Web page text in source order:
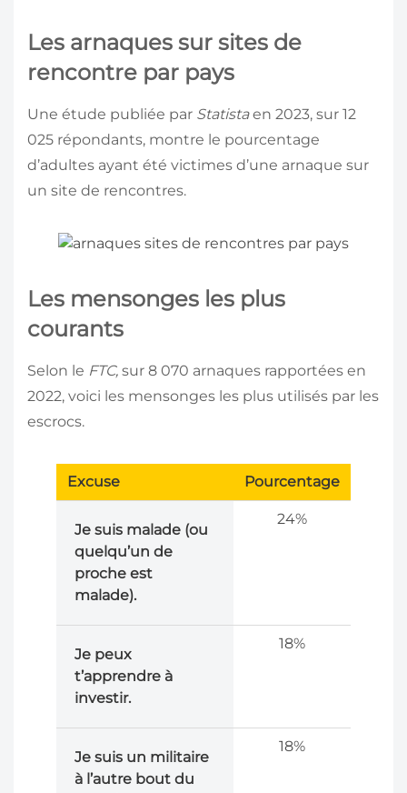
Les arnaques sur sites de
rencontre par pays
Une étude publiée par Statistaen 2023, sur 12
025 répondants, montre le pourcentage
d’adultes ayant été victimes d’une arnaque sur
un site de rencontres.
Les mensonges les plus
courants
Selon le FTC, sur 8 070 arnaques rapportées en
2022, voici les mensonges les plus utilisés par les
escrocs.
Excuse Pourcentage
Je suis malade (ou
quelqu’un de
proche est
malade).
24%
Je peux
t’apprendre à
investir.
18%
Je suis un militaire
à l’autre bout du
18%